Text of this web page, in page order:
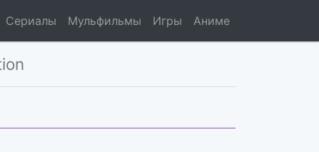
Сериалы Мульфильмы Игры Аниме